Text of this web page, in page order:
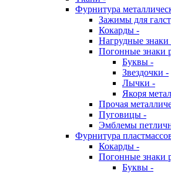
Фурнитура
Зажимы для
Кокарды -
Нагрудные знаки
Погонные знаки
Буквы -
Звездочки -
Лычки -
Якоря
Прочая
Пуговицы -
Эмблемы
Фурнитура
Кокарды -
Погонные знаки
Буквы -